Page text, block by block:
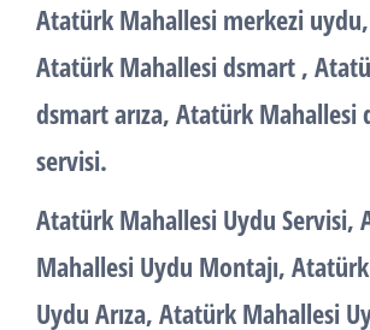
Atatürk Mahallesi merkezi
Atatürk Mahallesi dsmart ,
dsmart arıza, Atatürk Mahallesi
servisi.
Atatürk Mahallesi Uydu Servisi,
Mahallesi Uydu Montajı,
Uydu Arıza, Atatürk Mahallesi